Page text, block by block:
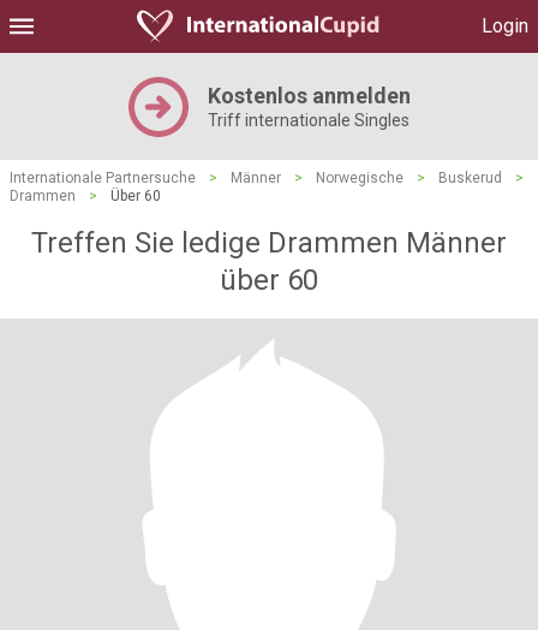
Login
Kostenlos anmelden
Triff internationale Singles
Internationale Partnersuche > Männer > Norwegische > Buskerud
>
Drammen
> Über 60
Treffen Sie ledige Drammen Männer
über 60